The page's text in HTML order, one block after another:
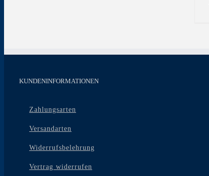
KUNDENINFORMATIONEN
Zahlungsarten
Versandarten
Widerrufsbelehrung
Vertrag widerrufen